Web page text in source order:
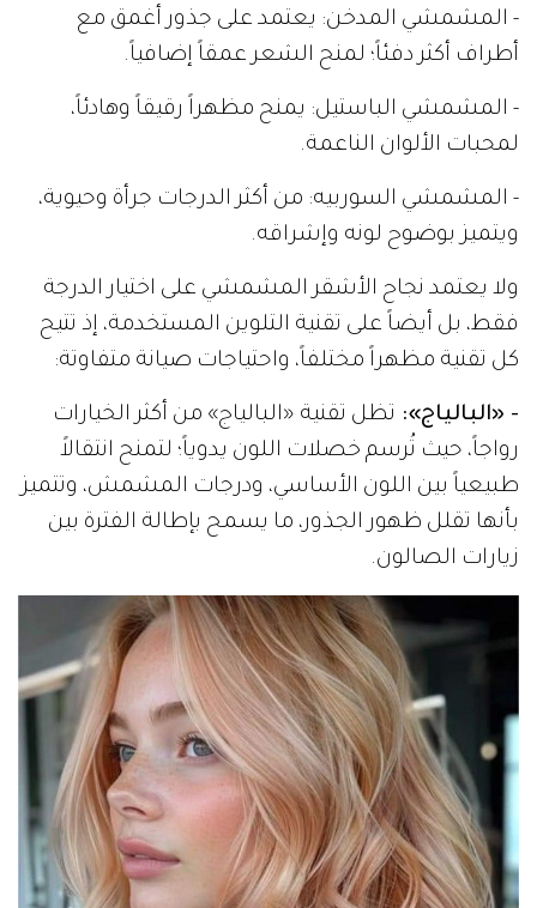
- المشمشي المدخن: يعتمد على جذور أغمق مع
أطراف أكثر دفئاً؛ لمنح الشعر عمقاً إضافياً.
- المشمشي الباستيل: يمنح مظهراً رقيقاً وهادئاً،
لمحبات الألوان الناعمة.
- المشمشي السوربيه: من أكثر الدرجات جرأة وحيوية،
ويتميز بوضوح لونه وإشراقه.
ولا يعتمد نجاح الأشقر المشمشي على اختيار الدرجة
فقط، بل أيضاً على تقنية التلوين المستخدمة، إذ تتيح
كل تقنية مظهراً مختلفاً، واحتياجات صيانة متفاوتة:
- «البالياج»: تظل تقنية «البالياج» من أكثر الخيارات
رواجاً، حيث تُرسم خصلات اللون يدوياً؛ لتمنح انتقالاً
طبيعياً بين اللون الأساسي، ودرجات المشمش، وتتميز
بأنها تقلل ظهور الجذور، ما يسمح بإطالة الفترة بين
زيارات الصالون.